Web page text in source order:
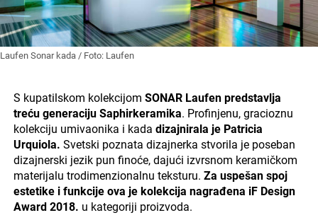
Laufen Sonar kada / Foto: Laufen
S kupatilskom kolekcijom SONAR Laufen predstavlja
treću generaciju Saphirkeramika. Profinjenu, gracioznu
kolekciju umivaonika i kada dizajnirala je Patricia
Urquiola. Svetski poznata dizajnerka stvorila je poseban
dizajnerski jezik pun finoće, dajući izvrsnom keramičkom
materijalu trodimenzionalnu teksturu. Za uspešan spoj
estetike i funkcije ova je kolekcija nagrađena iF Design
Award 2018. u kategoriji proizvoda.